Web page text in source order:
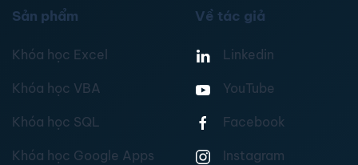
Sản phẩm
Khóa học Excel
Khóa học VBA
Khóa học SQL
Khóa học Google Apps
Về tác giả
Linkedin
YouTube
Facebook
Instagram